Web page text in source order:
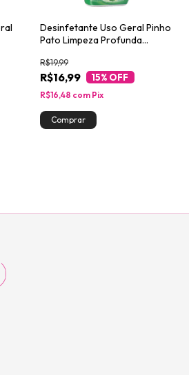
Desinfetante Uso Geral Pinho
Pato Limpeza Profunda
R$16,99
R$19,99
15% OFF
R$16,48 com Pix